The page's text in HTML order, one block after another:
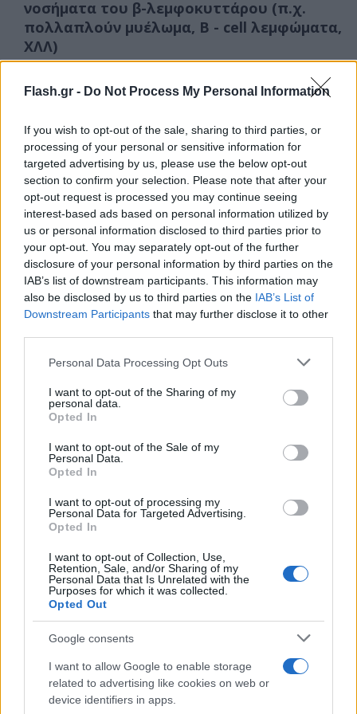
Flash.gr - Do Not Process My Personal Information
If you wish to opt-out of the sale, sharing to third parties, or
processing of your personal or sensitive information for
targeted advertising by us, please use the below opt-out
section to confirm your selection. Please note that after your
opt-out request is processed you may continue seeing
interest-based ads based on personal information utilized by
us or personal information disclosed to third parties prior to
your opt-out. You may separately opt-out of the further
disclosure of your personal information by third parties on the
IAB’s list of downstream participants. This information may
also be disclosed by us to third parties on the IAB’s List of
Downstream Participants that may further disclose it to other
Please note that this website/app uses one or more Google
not limited to your visit or usage behaviour. You may click to
grant or deny consent to Google and its third-party tags to
use your data for below specified purposes in below Google
consent section.
Personal Data Processing Opt Outs
I want to opt-out of the Sharing of my
personal data.
Opted In
I want to opt-out of the Sale of my
Personal Data.
Opted In
I want to opt-out of processing my
Personal Data for Targeted Advertising.
Opted In
I want to opt-out of Collection, Use,
Retention, Sale, and/or Sharing of my
Personal Data that Is Unrelated with the
Purposes for which it was collected.
Opted Out
Google consents
I want to allow Google to enable storage
related to advertising like cookies on web or
device identifiers in apps.
νοσήματα του β-λεμφοκυττάρου (π.χ.
πολλαπλούν μυέλωμα, B - cell λεμφώματα,
ΧΛΛ)
Μεταμόσχευση συμπαγούς οργάνου και
λήψη ανοσοκατασταλτικής αγωγής
Λήψη θεραπείας με βιολογικό παράγοντα
που στρέφεται έναντι β - κυττάρων (anti -
CD20 - rituximab, ocrelizumab, ofatumumab,
veltuzumab, κ.α.)
Πρωτοπαθείς ανοσοανεπάρκειες (π.χ.
σύνδρομο DiGeorge, σύνδρομο Wiskott -
Aldrich, κοινή ποικίλη ανοσοανεπάρκεια)
Διαδικασία χορήγησης του φαρμάκου EVUSHELD
Το φάρμακο EVUSHELD θα χορηγείται:
Μόνο μετά από αίτηση από τον ειδικό
θεράποντα ιατρό του ασθενούς
Το άτομο που θα λάβει το EVUSHELD κατά
τη στιγμή της χορήγησης πρέπει να έχει
αρνητικό μοριακό τέστ για SARS - CoV2 24 -
48 ωρών και πλήρη απουσίασ υμπτωμάτων
Η χορήγηση του EVUSHELD θα γίνεται
ενδομυϊκά, με παρακολούθηση για
τουλάχιστον μία ώρα μετά τη χορήγηση
Η διαδικασία έγκρισης που θα ακολουθηθεί
είναι ίδια με αυτή για τα αντιικά χάπια.
Συγκεκριμένα, η Επιτροπή θα εξετάζει τις
αιτήσεις και θα καταχωρεί στην εφαρμογή
την ανάλογη ένδειξη έγκρισης ή απόρριψης.